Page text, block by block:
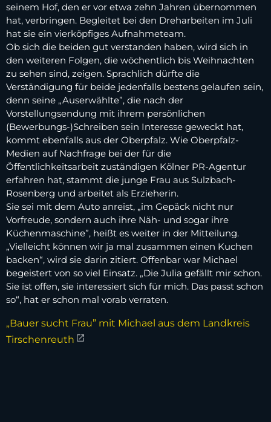
seinem Hof, den er vor etwa zehn Jahren übernommen
hat, verbringen. Begleitet bei den Dreharbeiten im Juli
hat sie ein vierköpfiges Aufnahmeteam.
Ob sich die beiden gut verstanden haben, wird sich in
den weiteren Folgen, die wöchentlich bis Weihnachten
zu sehen sind, zeigen. Sprachlich dürfte die
Verständigung für beide jedenfalls bestens gelaufen sein,
denn seine „Auserwählte”, die nach der
Vorstellungsendung mit ihrem persönlichen
(Bewerbungs-)Schreiben sein Interesse geweckt hat,
kommt ebenfalls aus der Oberpfalz. Wie Oberpfalz-
Medien auf Nachfrage bei der für die
Öffentlichkeitsarbeit zuständigen Kölner PR-Agentur
erfahren hat, stammt die junge Frau aus Sulzbach-
Rosenberg und arbeitet als Erzieherin.
Sie sei mit dem Auto anreist, „im Gepäck nicht nur
Vorfreude, sondern auch ihre Näh- und sogar ihre
Küchenmaschine”, heißt es weiter in der Mitteilung.
„Vielleicht können wir ja mal zusammen einen Kuchen
backen“, wird sie darin zitiert. Offenbar war Michael
begeistert von so viel Einsatz. „Die Julia gefällt mir schon.
Sie ist offen, sie interessiert sich für mich. Das passt schon
so“, hat er schon mal vorab verraten.
„Bauer sucht Frau” mit Michael aus dem Landkreis
Tirschenreuth